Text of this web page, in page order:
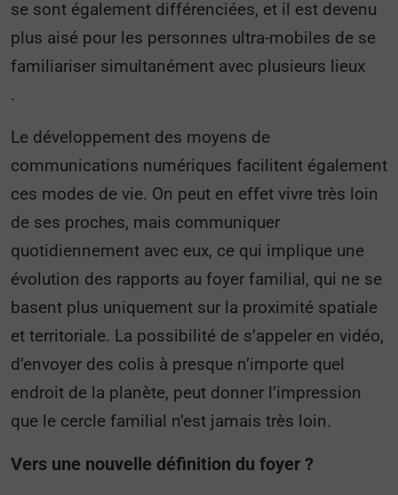
se sont également différenciées, et il est devenu
plus aisé pour les personnes ultra-mobiles de se
familiariser simultanément avec plusieurs lieux
.
Le développement des moyens de
communications numériques facilitent également
ces modes de vie. On peut en effet vivre très loin
de ses proches, mais communiquer
quotidiennement avec eux, ce qui implique une
évolution des rapports au foyer familial, qui ne se
basent plus uniquement sur la proximité spatiale
et territoriale. La possibilité de s’appeler en vidéo,
d’envoyer des colis à presque n’importe quel
endroit de la planète, peut donner l’impression
que le cercle familial n’est jamais très loin.
Vers une nouvelle définition du foyer ?